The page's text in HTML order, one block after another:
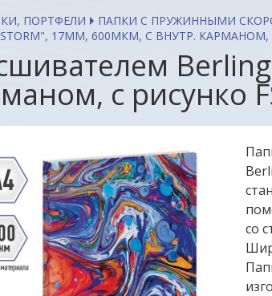
ПОРТФЕЛИ
ПАПКИ С ПРУЖИННЫМИ
17ММ, 600МКМ, С ВНУТР. КАРМАНОМ,
с рисунко
со